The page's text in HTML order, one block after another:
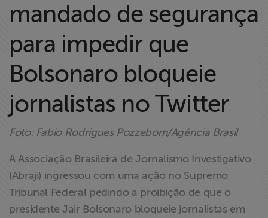
Documentários
dos
Homenageados
Notícias
Associe-se
Doe para
ABRAJI
>> Conteúdo
mandado de segurança
para impedir que
Bolsonaro bloqueie
jornalistas no Twitter
Foto: Fabio Rodrigues Pozzebom/Agência Brasil
A Associação Brasileira de Jornalismo Investigativo
(Abraji) ingressou com uma ação no Supremo
Tribunal Federal pedindo a proibição de que o
presidente Jair Bolsonaro bloqueie jornalistas em